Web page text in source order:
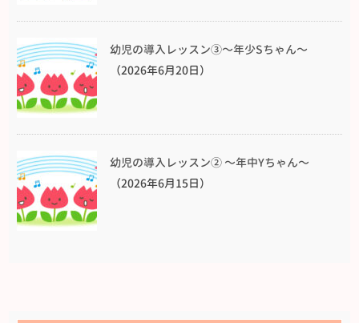
幼児の導入レッスン③〜年少Sちゃん〜
（2026年6月20日）
幼児の導入レッスン② 〜年中Yちゃん〜
（2026年6月15日）